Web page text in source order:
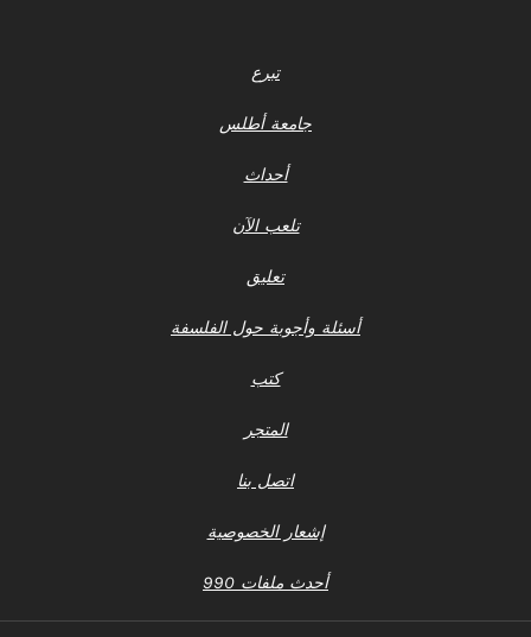
تبرع
جامعة أطلس
أحداث
تلعب الآن
تعليق
أسئلة وأجوبة حول الفلسفة
كتب
المتجر
اتصل بنا
إشعار الخصوصية
أحدث ملفات 990